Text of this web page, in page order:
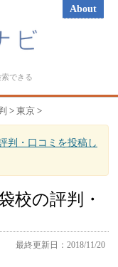
About
できる
> 東京 >
判・口コミを投稿し
校の評判・
最終更新日：2018/11/20